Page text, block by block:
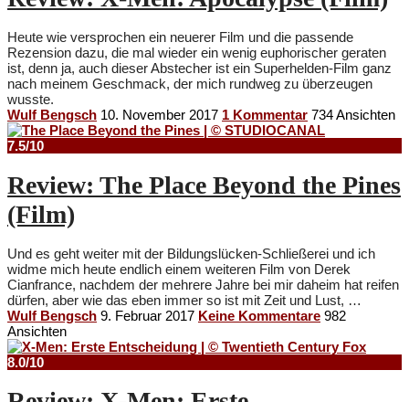
Heute wie versprochen ein neuerer Film und die passende
Rezension dazu, die mal wieder ein wenig euphorischer geraten
ist, denn ja, auch dieser Abstecher ist ein Superhelden-Film ganz
nach meinem Geschmack, der mich rundweg zu überzeugen
wusste.
Wulf Bengsch 10. November 2017 1 Kommentar 734 Ansichten
7.5/10
Review: The Place Beyond the Pines
(Film)
Und es geht weiter mit der Bildungslücken-Schließerei und ich
widme mich heute endlich einem weiteren Film von Derek
Cianfrance, nachdem der mehrere Jahre bei mir daheim hat reifen
dürfen, aber wie das eben immer so ist mit Zeit und Lust, …
Wulf Bengsch 9. Februar 2017 Keine Kommentare 982
Ansichten
8.0/10